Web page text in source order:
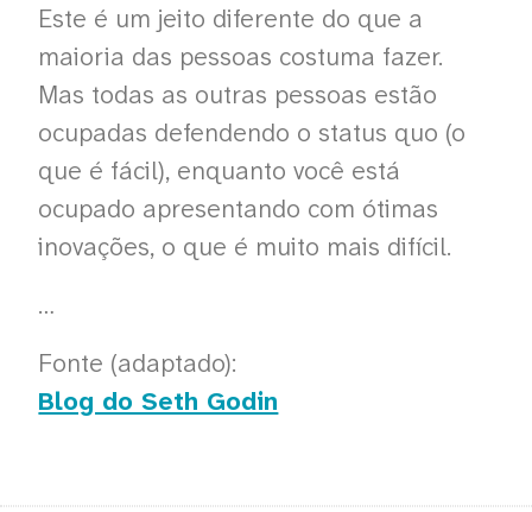
Este é um jeito diferente do que a
maioria das pessoas costuma fazer.
Mas todas as outras pessoas estão
ocupadas defendendo o status quo (o
que é fácil), enquanto você está
ocupado apresentando com ótimas
inovações, o que é muito mais difícil.
…
Fonte (adaptado):
Blog do Seth Godin